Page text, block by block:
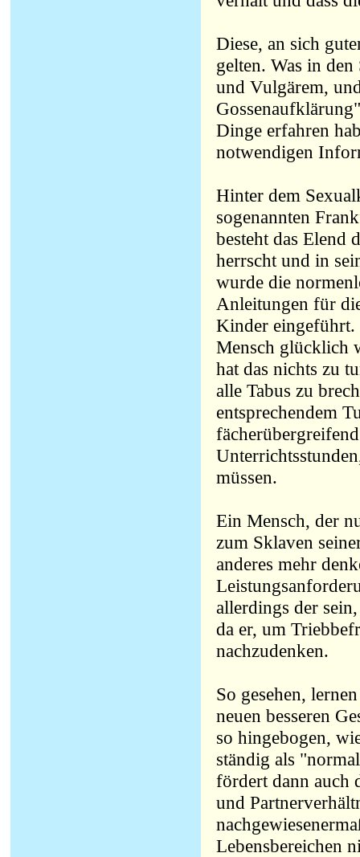
Diese, an sich
gelten. Was in
und Vulgärem,
Dinge erfahren
notwendigen
Hinter dem
sogenannten
besteht das Elend
herrscht und in
wurde die
Anleitungen für
Kinder eingeführt.
Mensch glücklich
hat das nichts zu
alle Tabus zu
entsprechendem
müssen.
Ein Mensch, der
zum Sklaven
anderes mehr
allerdings der
da er, um
nachzudenken.
So gesehen,
neuen besseren
so hingebogen,
ständig als
fördert dann auch
und
Lebensbereichen